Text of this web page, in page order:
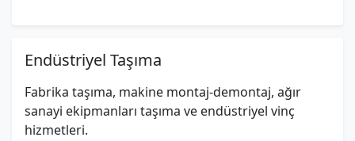
Endüstriyel Taşıma
Fabrika taşıma, makine montaj-demontaj, ağır
sanayi ekipmanları taşıma ve endüstriyel vinç
hizmetleri.